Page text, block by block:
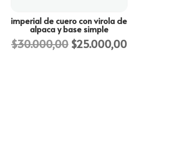
imperial de cuero con virola de
alpaca y base simple
$30.000,00 El
$25.000,00El